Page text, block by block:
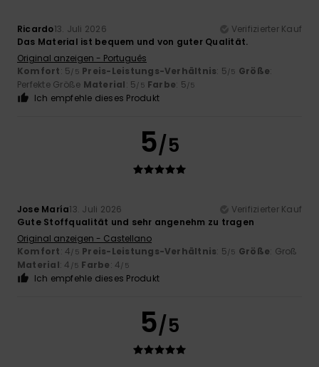
Ricardo13. Juli 2026
Verifizierter Kauf
Das Material ist bequem und von guter Qualität.
Original anzeigen - Português
Komfort: 5/5 Preis-Leistungs-Verhältnis: 5/5 Größe:
Perfekte Größe Material: 5/5 Farbe: 5/5
Ich empfehle dieses Produkt
5/5
Jose María13. Juli 2026
Verifizierter Kauf
Gute Stoffqualität und sehr angenehm zu tragen
Original anzeigen - Castellano
Komfort: 4/5 Preis-Leistungs-Verhältnis: 5/5 Größe: Groß
Material: 4 /5 Farbe: 4/5
Ich empfehle dieses Produkt
5/5